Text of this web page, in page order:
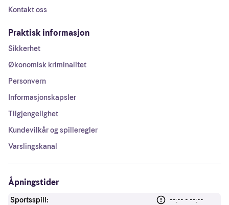
Kontakt oss
Praktisk informasjon
Sikkerhet
Økonomisk kriminalitet
Personvern
Informasjonskapsler
Tilgjengelighet
Kundevilkår og spilleregler
Varslingskanal
Åpningstider
Sportsspill: --:-- - --:--